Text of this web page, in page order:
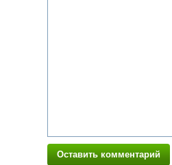
Оставить комментарий